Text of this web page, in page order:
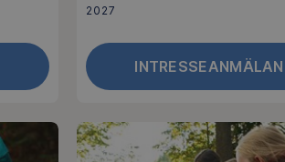
2027
INTRESSEANMÄLAN